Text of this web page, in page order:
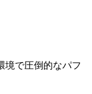
境で圧倒的なパフ